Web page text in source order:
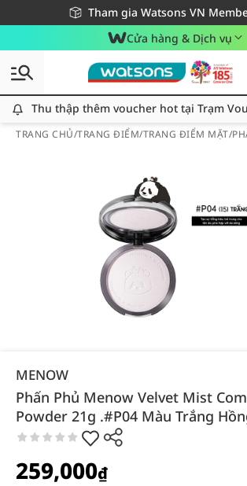
Tham gia Watsons VN
Miễn phí giao hàng cho đơn hàng
Giao hàng nhanh 24h - Áp dụng khu
Cửa hàng & Dịch vụ
Thu thập thêm voucher hot tại Trạm Voucher
Thu thập thêm voucher hot tại Trạm
TRANG CHỦ/TRANG ĐIỂM/TRANG ĐIỂM MẶT/
MENOW
Phấn Phủ Menow Velvet Mist
Powder 21g .#P04 Màu Trắng
259,000₫